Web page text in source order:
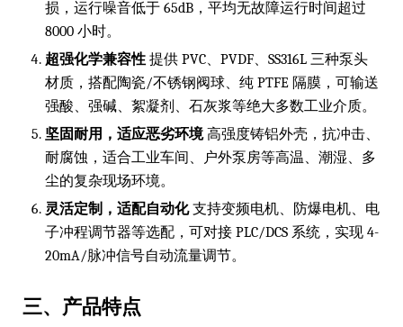
损，运行噪音低于 65dB，平均无故障运行时间超过
8000 小时。
超强化学兼容性 提供 PVC、PVDF、SS316L 三种泵头
材质，搭配陶瓷/不锈钢阀球、纯 PTFE 隔膜，可输送
强酸、强碱、絮凝剂、石灰浆等绝大多数工业介质。
坚固耐用，适应恶劣环境高强度铸铝外壳，抗冲击、
耐腐蚀，适合工业车间、户外泵房等高温、潮湿、多
尘的复杂现场环境。
灵活定制，适配自动化支持变频电机、防爆电机、电
子冲程调节器等选配，可对接 PLC/DCS 系统，实现 4-
20mA/脉冲信号自动流量调节。
三、产品特点